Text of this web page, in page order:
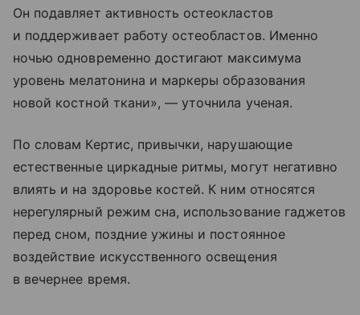
Он подавляет активность остеокластов
и поддерживает работу остеобластов. Именно
ночью одновременно достигают максимума
уровень мелатонина и маркеры образования
новой костной ткани», — уточнила ученая.
По словам Кертис, привычки, нарушающие
естественные циркадные ритмы, могут негативно
влиять и на здоровье костей. К ним относятся
нерегулярный режим сна, использование гаджетов
перед сном, поздние ужины и постоянное
воздействие искусственного освещения
в вечернее время.